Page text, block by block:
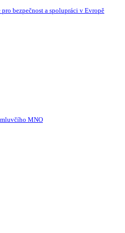
bezpečnost a spolupráci v Evropě
MNO